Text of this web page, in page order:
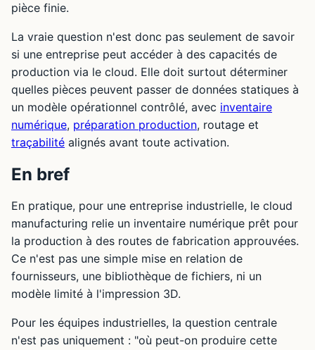
pièce finie.
La vraie question n'est donc pas seulement de savoir
si une entreprise peut accéder à des capacités de
production via le cloud. Elle doit surtout déterminer
quelles pièces peuvent passer de données statiques à
un modèle opérationnel contrôlé, avec inventaire
numérique, préparation production, routage et
traçabilité alignés avant toute activation.
En bref
En pratique, pour une entreprise industrielle, le cloud
manufacturing relie un inventaire numérique prêt pour
la production à des routes de fabrication approuvées.
Ce n'est pas une simple mise en relation de
fournisseurs, une bibliothèque de fichiers, ni un
modèle limité à l'impression 3D.
Pour les équipes industrielles, la question centrale
n'est pas uniquement : "où peut-on produire cette